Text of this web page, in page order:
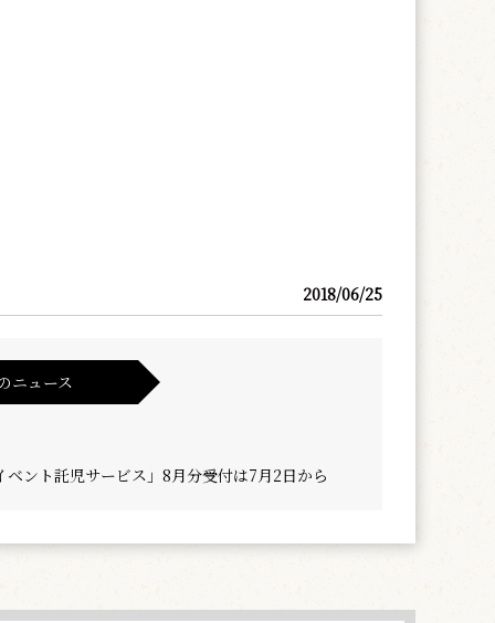
2018/06/25
ニュース
ベント託児サービス」8月分受付は7月2日から